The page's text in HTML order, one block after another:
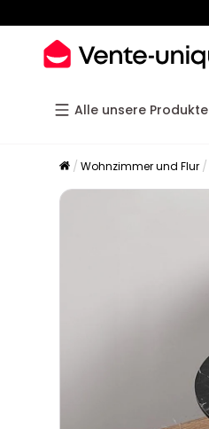
Alle unsere Produkte
Wohnzimmer und Flur